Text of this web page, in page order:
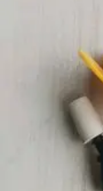
Jardinage Petits Espaces